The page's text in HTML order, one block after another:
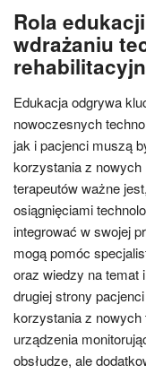
Rola
wdrażaniu
Edukacja odgrywa
nowoczesnych
jak i pacjenci muszą
korzystania z
terapeutów ważne
osiągnięciami
integrować w swojej
mogą pomóc
oraz wiedzy na temat
drugiej strony
korzystania z nowych
urządzenia
obsłudze, ale